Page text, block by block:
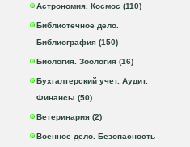
Астрономия. Космос (110)
Библиотечное дело.
Библиография (150)
Биология. Зоология (16)
Бухгалтерский учет. Аудит.
Финансы (50)
Ветеринария (2)
Военное дело. Безопасность